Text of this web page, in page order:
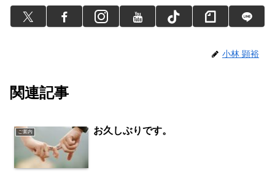
小林 顕裕
関連記事
ご案内 お久しぶりです。